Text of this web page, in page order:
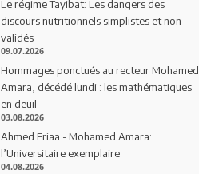
Le régime Tayibat: Les dangers des
discours nutritionnels simplistes et non
validés
09.07.2026
Hommages ponctués au recteur Mohamed
Amara, décédé lundi : les mathématiques
en deuil
03.08.2026
Ahmed Friaa - Mohamed Amara:
l’Universitaire exemplaire
04.08.2026